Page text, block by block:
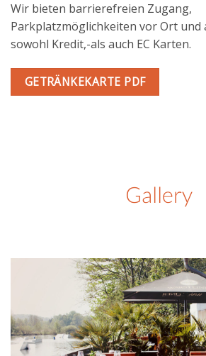
Wir bieten barrierefreien Zugang,
Parkplatzmöglichkeiten vor Ort und
sowohl Kredit,-als auch EC Karten.
GETRÄNKEKARTE PDF
Gallery